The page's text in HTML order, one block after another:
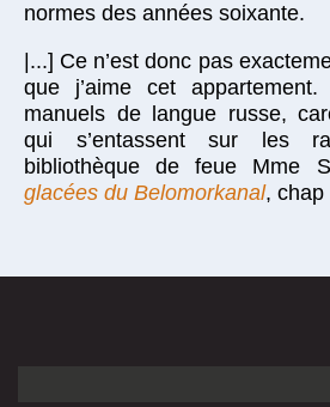
normes des années soixante.
|...] Ce n’est donc pas
que j’aime cet
manuels de langue russe,
qui s’entassent sur les
bibliothèque de feue Mme
glacées du Belomorkanal, chap